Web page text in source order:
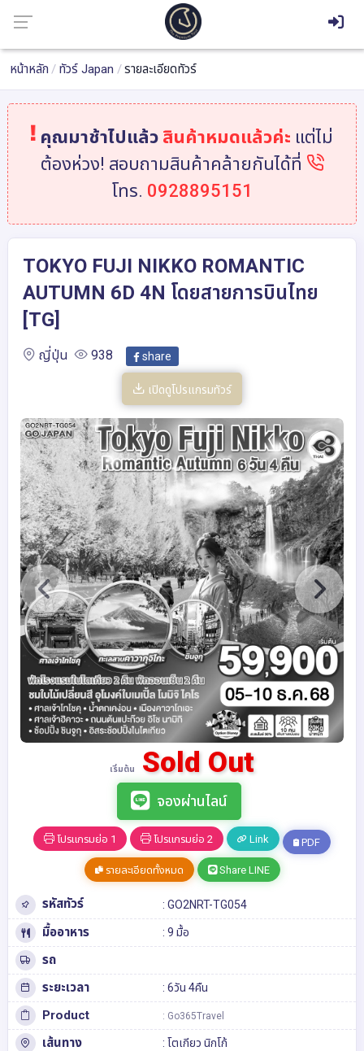
หน้าหลัก ทัวร์ Japan รายละเอียดทัวร์
คุณมาช้าไปแล้ว สินค้าหมดแล้วค่ะ แต่ไม่
ต้องห่วง! สอบถามสินค้าคล้ายกันได้ที่
โทร. 0928895151
TOKYO FUJI NIKKO ROMANTIC
AUTUMN 6D 4N โดยสายการบินไทย
[TG]
ญี่ปุ่น 938 share
เปิดดูโปรแกรมทัวร์
เริ่มต้น Sold Out
จองผ่านไลน์
โปรแกรมย่อ 1 โปรแกรมย่อ 2 Link PDF
รายละเอียดทั้งหมด Share LINE
รหัสทัวร์ : GO2NRT-TG054
มื้ออาหาร : 9 มื้อ
รถ
ระยะเวลา
: 6วัน 4คืน
Product : Go365Travel
เส้นทาง : โตเกียว นิกโก้